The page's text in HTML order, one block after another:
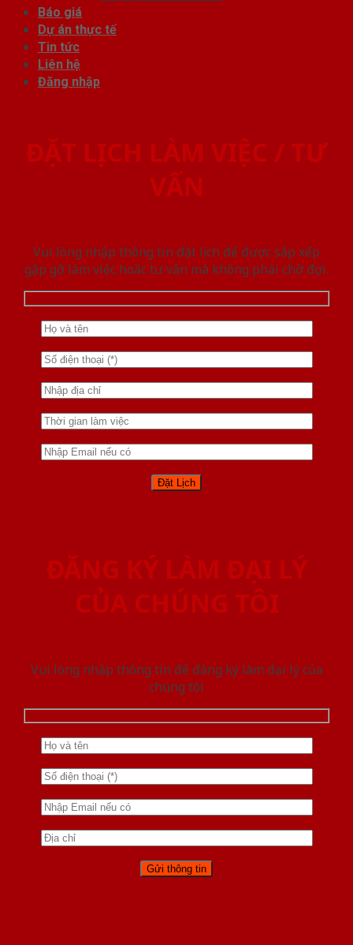
Báo giá
Dự án thực tế
Tin tức
Liên hệ
Đăng nhập
ĐẶT LỊCH LÀM VIỆC / TƯ
VẤN
Vui lòng nhập thông tin đặt lịch để được sắp xếp
gặp gỡ làm việc hoăc tư vấn mà không phải chờ đợi.
ĐĂNG KÝ LÀM ĐẠI LÝ
CỦA CHÚNG TÔI
Vui lòng nhập thông tin để đăng ký làm đại lý của
chúng tôi